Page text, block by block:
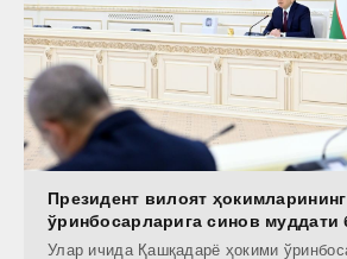
Президент вилоят
ўринбосарларига синов муддати
Улар ичида Қашқадарё ҳокими